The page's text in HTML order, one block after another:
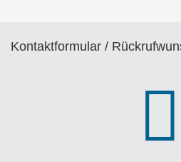
Kontaktformular /